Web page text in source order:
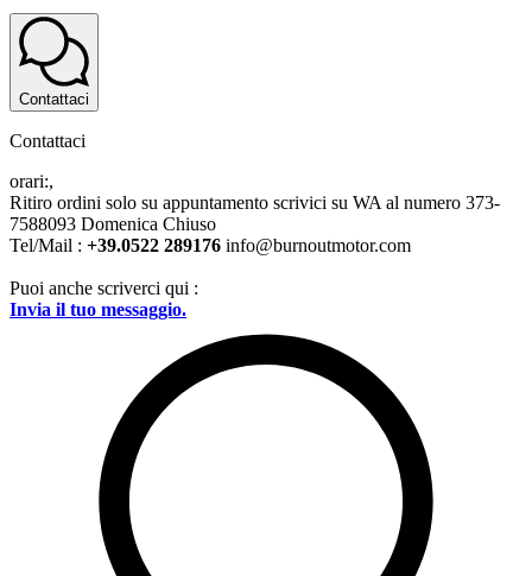
Contattaci
Contattaci
orari:,
Ritiro ordini solo su appuntamento scrivici su WA al numero 373-
7588093 Domenica Chiuso
Tel/Mail : +39.0522 289176 info@burnoutmotor.com
Puoi anche scriverci qui :
Invia il tuo messaggio.